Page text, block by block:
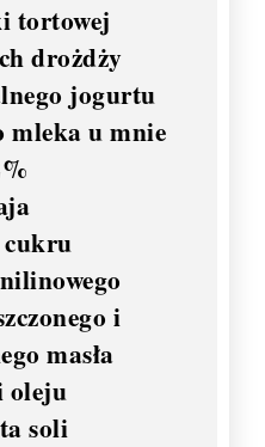
tortowej
drożdży
jogurtu
mleka u mnie
cukru
i
masła
oleju
soli